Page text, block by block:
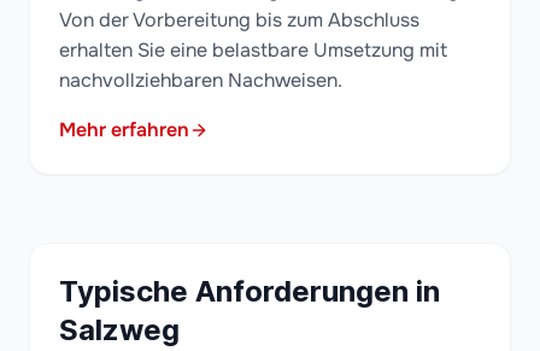
Von der Vorbereitung bis zum Abschluss
erhalten Sie eine belastbare Umsetzung mit
nachvollziehbaren Nachweisen.
Mehr erfahren
Typische Anforderungen in
Salzweg